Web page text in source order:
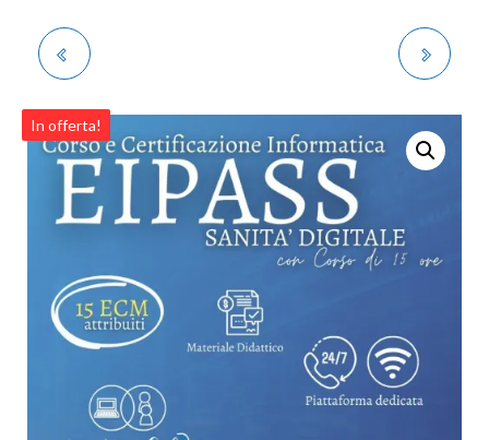
INFORMATICA EIPASS
IT SECURITY - LIVELLO
INFORMATICA EIPASS
PROGRESSIVE CON
VIDEOLEZIONI
In offerta!